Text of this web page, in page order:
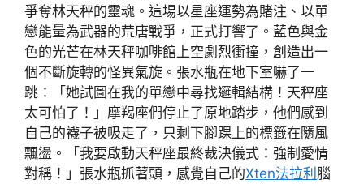
爭奪林天秤的靈魂。這場以星座運勢為賭注、以單
戀能量為武器的荒唐戰爭，正式打響了。藍色與金
色的光芒在林天秤咖啡館上空劇烈衝撞，創造出一
個不斷旋轉的怪異氣旋。張水瓶在地下室嚇了一
跳：「她試圖在我的單戀中尋找邏輯結構！天秤座
太可怕了！」摩羯座們停止了原地踏步，他們感到
自己的襪子被吸走了，只剩下腳踝上的標籤在隨風
飄盪。「我要啟動天秤座最終裁決儀式：強制愛情
對稱！」張水瓶抓著頭，感覺自己的Xten法拉利 腦